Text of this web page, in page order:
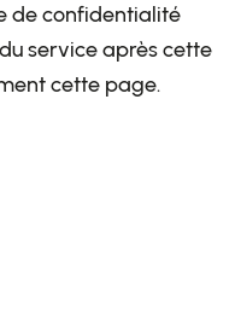
de confidentialité
service après cette
cette page.